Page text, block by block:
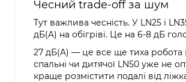
Чесний trade-off за шум
Тут важлива чесність. У LN25 і
дБ(A) на обігріві. Це на 6-8 дБ
27 дБ(A) — це все ще тиха робота
спальні чи дитячої LN50 уже не
краще розмістити подалі від